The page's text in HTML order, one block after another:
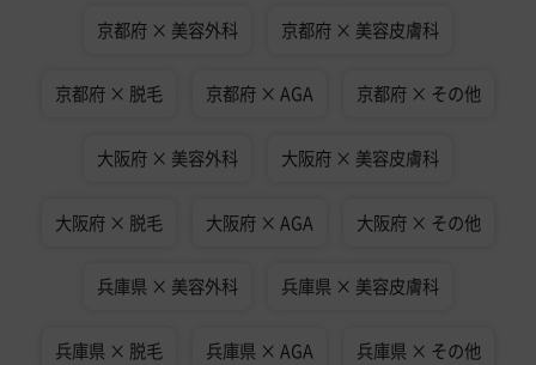
京都府 × 美容外科 京都府 × 美容皮膚科
京都府 × 脱毛 京都府 × AGA 京都府 × その他
大阪府 × 美容外科 大阪府 × 美容皮膚科
大阪府 × 脱毛 大阪府 × AGA 大阪府 × その他
兵庫県 × 美容外科 兵庫県 × 美容皮膚科
兵庫県 × 脱毛 兵庫県 × AGA 兵庫県 × その他